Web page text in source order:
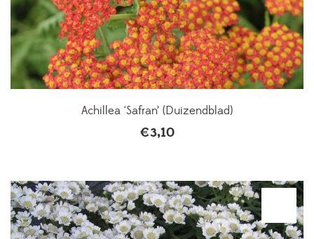
Achillea ‘Safran’ (Duizendblad)
€3,10